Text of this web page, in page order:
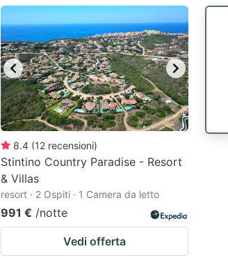
question
mark
key
to
get
the
keyboard
shortcuts
for
changing
dates.
8.4 (12 recensioni)
Stintino Country Paradise - Resort
& Villas
resort · 2 Ospiti · 1 Camera da letto
991 € /notte
Vedi offerta